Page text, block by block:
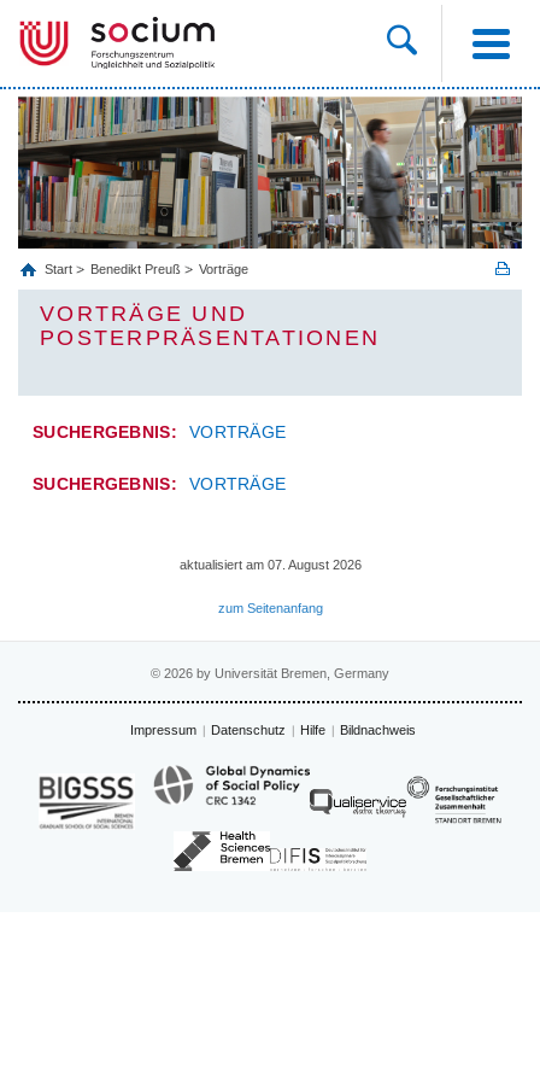
Start Benedikt Preuß Vorträge
VORTRÄGE UND
POSTERPRÄSENTATIONEN
SUCHERGEBNIS: VORTRÄGE
SUCHERGEBNIS: VORTRÄGE
aktualisiert am 07. August 2026
zum Seitenanfang
© 2026 by Universität Bremen, Germany
Impressum Datenschutz Hilfe Bildnachweis